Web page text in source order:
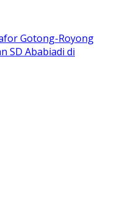
Gotong-Royong
SD Ababiadi di